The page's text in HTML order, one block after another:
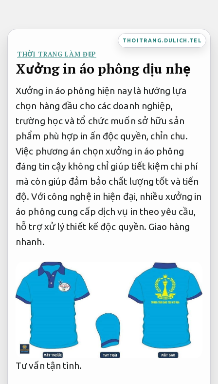
nội
dung
THOITRANG.DULICH.TEL
THỜI TRANG LÀM ĐẸP
Xưởng in áo phông dịu nhẹ
Xưởng in áo phông hiện nay là hướng lựa
chọn hàng đầu cho các doanh nghiệp,
trường học và tổ chức muốn sở hữu sản
phẩm phù hợp in ấn độc quyền, chỉn chu.
Việc phương án chọn xưởng in áo phông
đáng tin cậy không chỉ giúp tiết kiệm chi phí
mà còn giúp đảm bảo chất lượng tốt và tiến
độ. Với công nghệ in hiện đại, nhiều xưởng in
áo phông cung cấp dịch vụ in theo yêu cầu,
hỗ trợ xử lý thiết kế độc quyền. Giao hàng
nhanh.
Tư vấn tận tình.